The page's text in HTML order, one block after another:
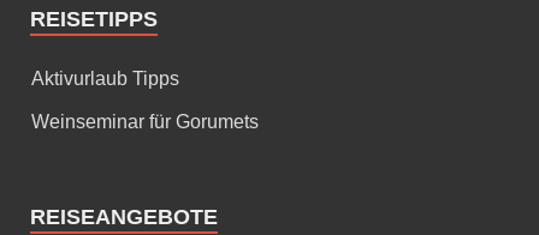
REISETIPPS
Aktivurlaub Tipps
Weinseminar für Gorumets
REISEANGEBOTE